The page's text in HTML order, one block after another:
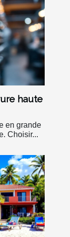
haute
en grande
Choisir...